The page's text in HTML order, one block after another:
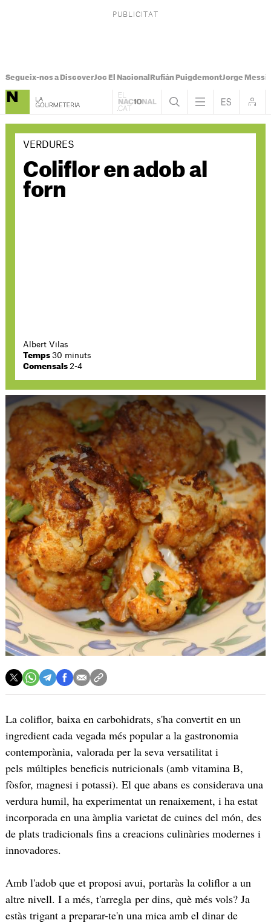
Segueix-nos a DiscoverJoc El Nacional Rufián PuigdemontJorge Messi
VERDURES
Coliflor en adob al
forn
Albert Vilas
Temps 30 minuts
Comensals2-4
La coliflor, baixa en carbohidrats, s'ha convertit en un
ingredient cada vegada més popular a la gastronomia
contemporània, valorada per la seva versatilitat i
pels múltiples beneficis nutricionals (amb vitamina B,
fòsfor, magnesi i potassi). El que abans es considerava una
verdura humil, ha experimentat un renaixement, i ha estat
incorporada en una àmplia varietat de cuines del món, des
de plats tradicionals fins a creacions culinàries modernes i
innovadores.
Amb l'adob que et proposi avui, portaràs la coliflor a un
altre nivell. I a més, t'arregla per dins, què més vols? Ja
estàs trigant a preparar-te'n una mica amb el dinar de